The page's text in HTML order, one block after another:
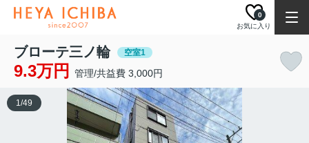
お気に入り
0
ブローテ三ノ輪 空室1
9.3万円 管理/共益費 3,000円
1/49